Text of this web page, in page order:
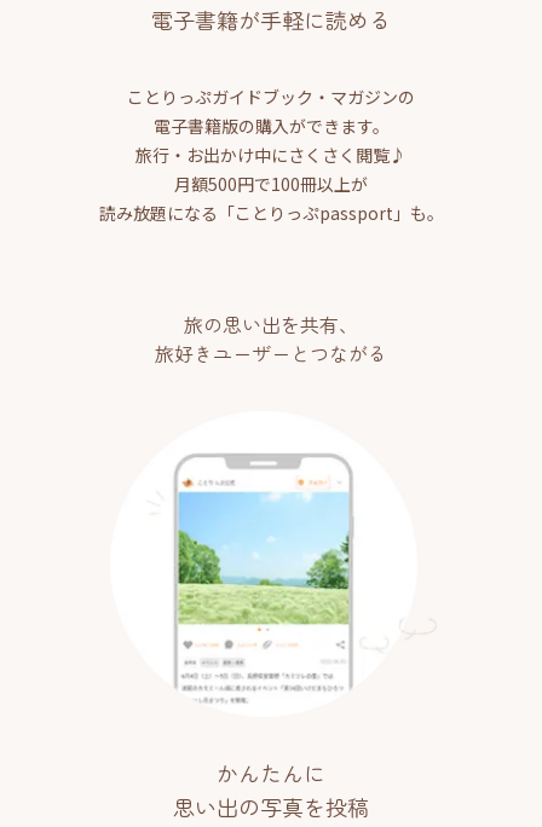
電子書籍が手軽に読める
ことりっぷガイドブック・マガジンの
電子書籍版の購入ができます。
旅行・お出かけ中にさくさく閲覧♪
月額500円で100冊以上が
読み放題になる「ことりっぷpassport」も。
旅の思い出を共有、
旅好きユーザーとつながる
かんたんに
思い出の写真を投稿